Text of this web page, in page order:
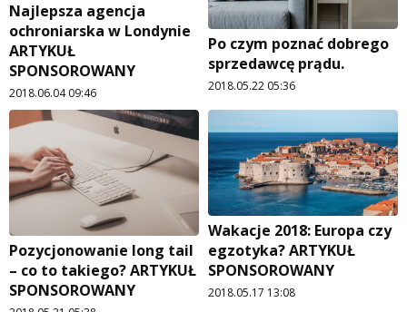
Najlepsza agencja
ochroniarska w Londynie
ARTYKUŁ
SPONSOROWANY
2018.06.04 09:46
Po czym poznać dobrego
sprzedawcę prądu.
2018.05.22 05:36
Pozycjonowanie long tail
– co to takiego? ARTYKUŁ
SPONSOROWANY
Wakacje 2018: Europa czy
egzotyka? ARTYKUŁ
SPONSOROWANY
2018.05.17 13:08